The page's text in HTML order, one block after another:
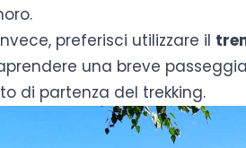
preferisci utilizzare il
una breve
di partenza del trekking.